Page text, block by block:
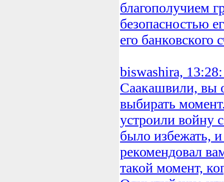
благополучием
безопасностью
его
biswashira,
Саакашвили, вы
выбирать
устроили войну
было избежать,
рекомендовал
такой момент,